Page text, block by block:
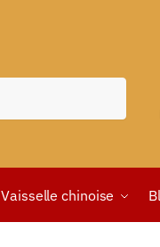
Vaisselle chinoise